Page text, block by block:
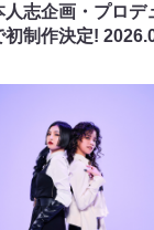
人志企画・プロデ
初制作決定!